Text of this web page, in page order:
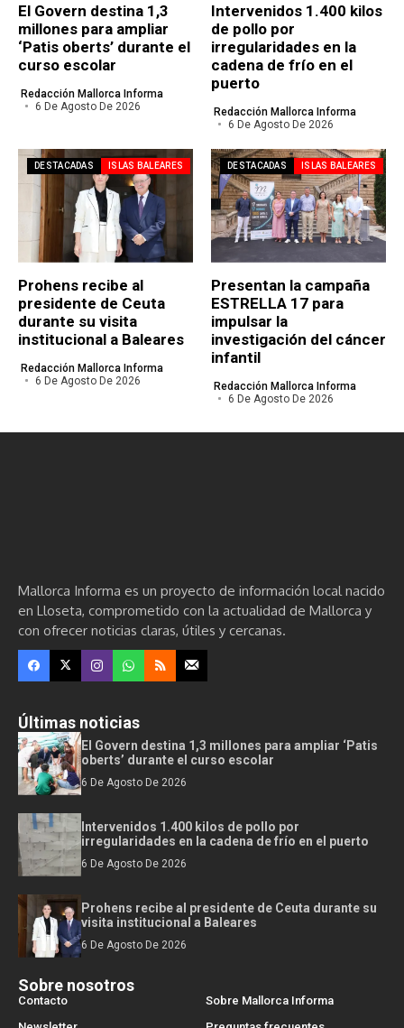
El Govern destina 1,3
millones para ampliar
‘Patis oberts’ durante el
curso escolar
Redacción Mallorca Informa
6 De Agosto De 2026
Intervenidos 1.400 kilos
de pollo por
irregularidades en la
cadena de frío en el
puerto
Redacción Mallorca Informa
6 De Agosto De 2026
DESTACADAS ISLAS BALEARES
Prohens recibe al
presidente de Ceuta
durante su visita
institucional a Baleares
Redacción Mallorca Informa
6 De Agosto De 2026
DESTACADAS ISLAS BALEARES
Presentan la campaña
ESTRELLA 17 para
impulsar la
investigación del cáncer
infantil
Redacción Mallorca Informa
6 De Agosto De 2026
Mallorca Informa es un proyecto de información local nacido
en Lloseta, comprometido con la actualidad de Mallorca y
con ofrecer noticias claras, útiles y cercanas.
Últimas noticias
El Govern destina 1,3 millones para ampliar ‘Patis
oberts’ durante el curso escolar
6 De Agosto De 2026
Intervenidos 1.400 kilos de pollo por
irregularidades en la cadena de frío en el puerto
6 De Agosto De 2026
Prohens recibe al presidente de Ceuta durante su
visita institucional a Baleares
6 De Agosto De 2026
Sobre nosotros
Contacto
Sobre Mallorca Informa